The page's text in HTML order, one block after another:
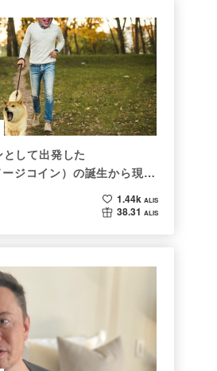
して出発した
ジコイン）の誕生から現在
非証券性🐶
1.44k ALIS
38.31 ALIS